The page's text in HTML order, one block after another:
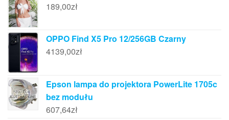
189,00zł
OPPO Find X5 Pro 12/256GB Czarny
4139,00zł
Epson lampa do projektora PowerLite 1705c
bez modułu
607,64zł